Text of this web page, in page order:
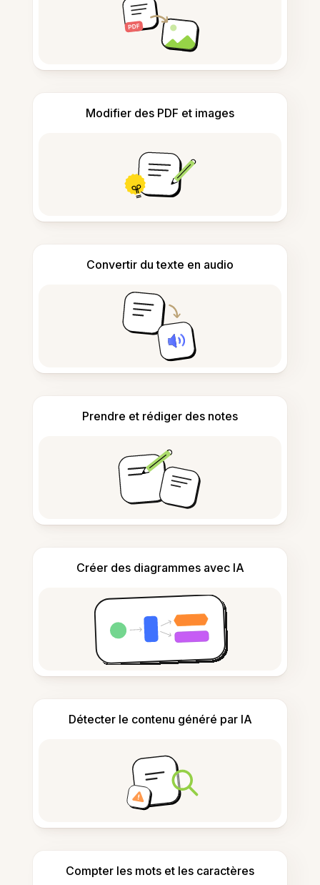
Modifier des PDF et images
Convertir du texte en audio
Prendre et rédiger des notes
Créer des diagrammes avec IA
Détecter le contenu généré par IA
Compter les mots et les caractères